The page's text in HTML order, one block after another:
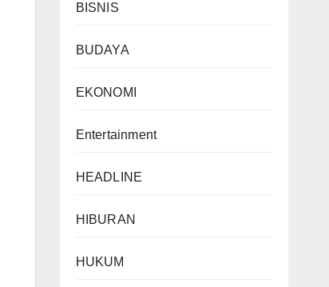
BISNIS
BUDAYA
EKONOMI
Entertainment
HEADLINE
HIBURAN
HUKUM